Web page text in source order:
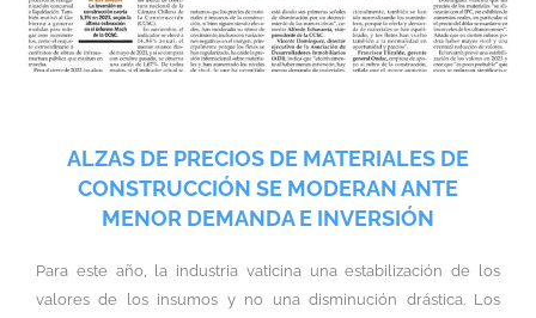
ALZAS DE PRECIOS DE MATERIALES DE
CONSTRUCCIÓN SE MODERAN ANTE
MENOR DEMANDA E INVERSIÓN
Para este año, la industria vaticina una estabilización de los
valores de los insumos y no una disminución drástica. Los